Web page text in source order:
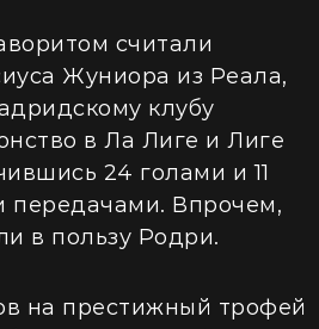
считали
Жуниора из Реала,
клубу
в Ла Лиге и Лиге
24 голами и 11
передачами. Впрочем,
в пользу Родри.
на престижный трофей